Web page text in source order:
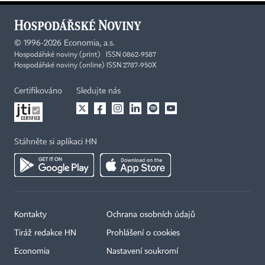
© 1996-2026 Economia, a.s.
Hospodářské noviny (print) ISSN 0862-9587
Hospodářské noviny (online) ISSN 2787-950X
Certifikováno Sledujte nás
Stáhněte si aplikaci HN
Kontakty
Tiráž redakce HN
Economia
Ochrana osobních údajů
Prohlášení o cookies
Nastavení soukromí